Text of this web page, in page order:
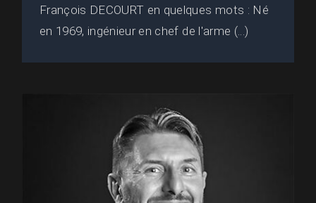
François DECOURT en quelques mots : Né
en 1969, ingénieur en chef de l'arme (...)